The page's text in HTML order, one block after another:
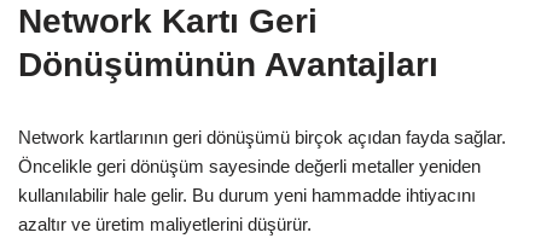
Network Kartı Geri
Dönüşümünün Avantajları
Network kartlarının geri dönüşümü birçok açıdan fayda sağlar.
Öncelikle geri dönüşüm sayesinde değerli metaller yeniden
kullanılabilir hale gelir. Bu durum yeni hammadde ihtiyacını
azaltır ve üretim maliyetlerini düşürür.